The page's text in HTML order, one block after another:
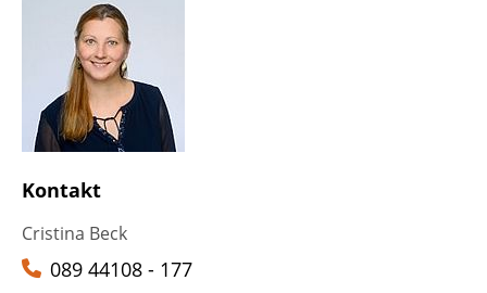
Kontakt
Cristina Beck
089 44108 - 177